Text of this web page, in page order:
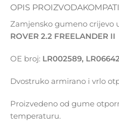
OPIS PROIZVODA
Zamjensko gumeno crijevo
ROVER 2.2 FREELANDER II
OE broj: LR002589,
Dvostruko armirano i vrlo
Proizvedeno od gume
temperaturu.